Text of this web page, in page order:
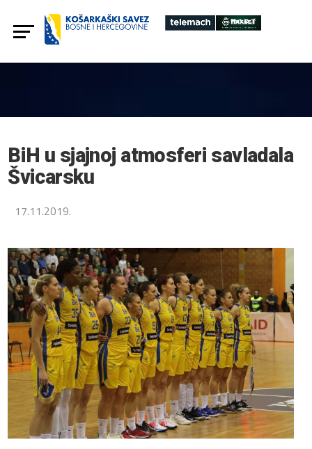
BiH u sjajnoj atmosferi savladala
Švicarsku
17.11.2019.